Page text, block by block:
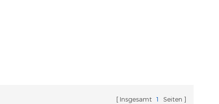
Insgesamt 1 Seiten